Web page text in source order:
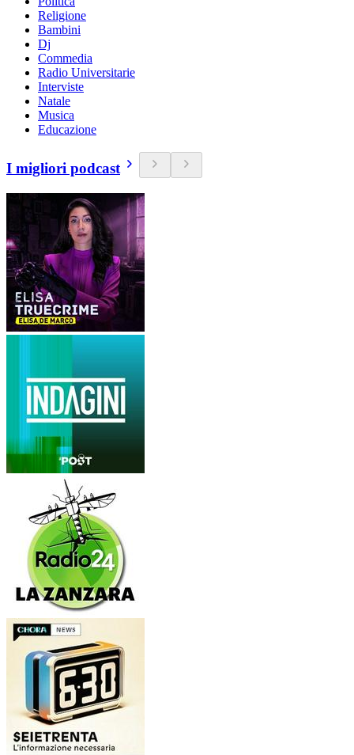
Religione
Bambini
Dj
Commedia
Radio Universitarie
Interviste
Natale
Musica
Educazione
I migliori podcast